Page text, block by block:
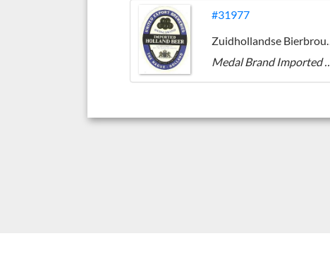
#31977